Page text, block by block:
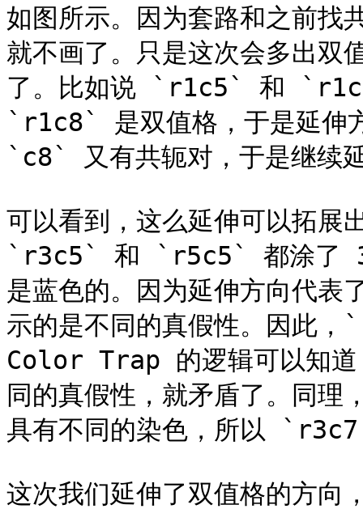
如图所示。因为套路和之前找
就不画了。只是这次会多出双
了。比如说 `r1c5` 和
`r1c8` 是双值格，于是延
`c8` 又有共轭对，于是继续
可以看到，这么延伸可以拓展
`r3c5` 和 `r5c5` 都涂了 3
是蓝色的。因为延伸方向代表
示的是不同的真假性。因此
Color Trap 的逻辑可以知道
同的真假性，就矛盾了。
具有不同的染色，所以
这次我们延伸了双值格的方向